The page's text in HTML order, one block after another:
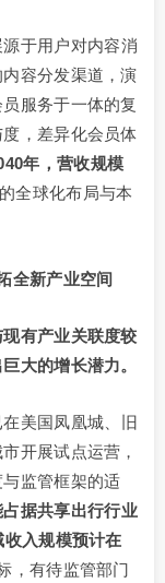
于用户对内容消
容分发渠道，演
服务于一体的复
，差异化会员体
年，营收规模
全球化布局与本
全新产业空间
有产业关联度较
大的增长潜力。
美国凤凰城、旧
开展试点运营，
监管框架的适
据共享出行行业
入规模预计在
，有待监管部门